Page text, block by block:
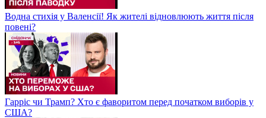
Водна стихія у Валенсії! Як жителі відновлюють життя після
повені?
Гарріс чи Трамп? Хто є фаворитом перед початком виборів у
США?